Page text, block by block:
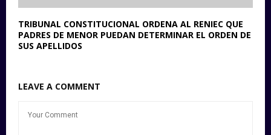
TRIBUNAL CONSTITUCIONAL ORDENA AL RENIEC QUE
PADRES DE MENOR PUEDAN DETERMINAR EL ORDEN DE
SUS APELLIDOS
LEAVE A COMMENT